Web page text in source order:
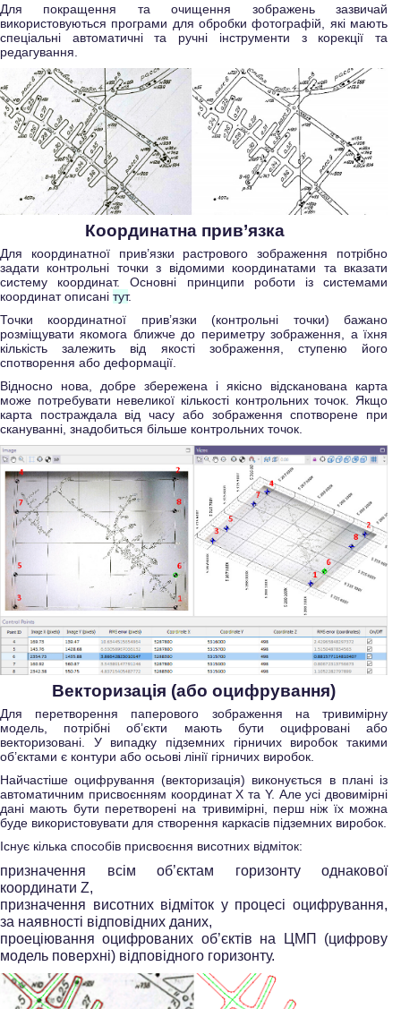
Для покращення та очищення зображень зазвичай
використовуються програми для обробки фотографій, які мають
спеціальні автоматичні та ручні інструменти з корекції та
редагування.
Координатна прив’язка
Для координатної прив’язки растрового зображення потрібно
задати контрольні точки з відомими координатами та вказати
систему координат. Основні принципи роботи із системами
координат описані тут.
Точки координатної прив’язки (контрольні точки) бажано
розміщувати якомога ближче до периметру зображення, а їхня
кількість залежить від якості зображення, ступеню його
спотворення або деформації.
Відносно нова, добре збережена і якісно відсканована карта
може потребувати невеликої кількості контрольних точок. Якщо
карта постраждала від часу або зображення спотворене при
скануванні, знадобиться більше контрольних точок.
Векторизація (або оцифрування)
Для перетворення паперового зображення на тривимірну
модель, потрібні об’єкти мають бути оцифровані або
векторизовані. У випадку підземних гірничих виробок такими
об’єктами є контури або осьові лінії гірничих виробок.
Найчастіше оцифрування (векторизація) виконується в плані із
автоматичним присвоєнням координат X та Y. Але усі двовимірні
дані мають бути перетворені на тривимірні, перш ніж їх можна
буде використовувати для створення каркасів підземних виробок.
Існує кілька способів присвоєння висотних відміток:
призначення всім об’єктам горизонту однакової
координати Z,
призначення висотних відміток у процесі оцифрування,
за наявності відповідних даних,
проеціювання оцифрованих об’єктів на ЦМП (цифрову
модель поверхні) відповідного горизонту.